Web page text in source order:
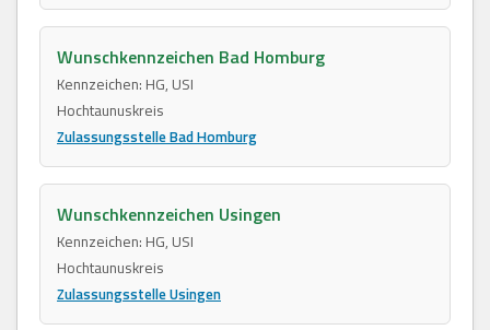
Wunschkennzeichen Bad Homburg
Kennzeichen: HG, USI
Hochtaunuskreis
Zulassungsstelle Bad Homburg
Wunschkennzeichen Usingen
Kennzeichen: HG, USI
Hochtaunuskreis
Zulassungsstelle Usingen